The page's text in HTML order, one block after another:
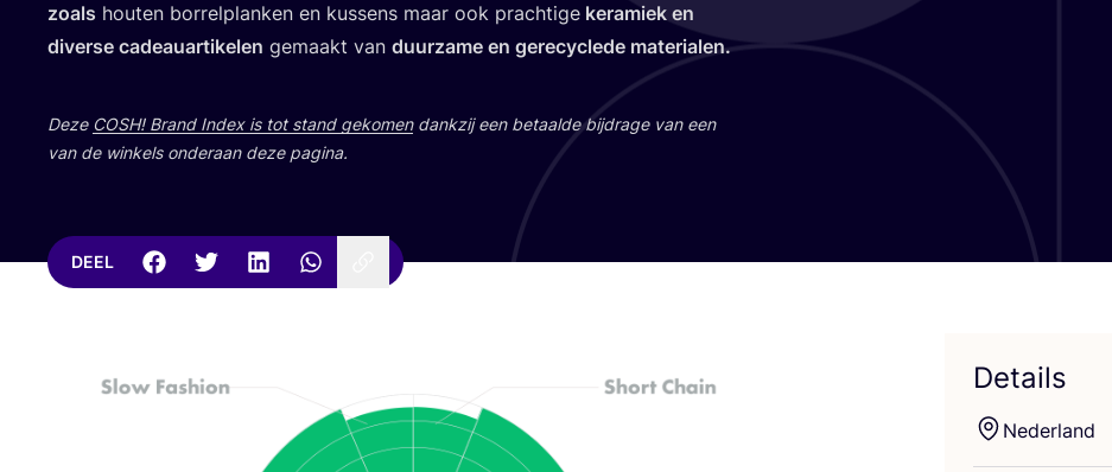
zoals hou­ten bor­rel­plan­ken en kus­sens maar ook prach­ti­ge kera­miek en
diver­se cadeau­ar­ti­ke­len gemaakt van duur­za­me en gere­cy­cle­de materialen.
Deze COSH! Brand Index is tot stand geko­mendank­zij een betaal­de bij­dra­ge van een
van de win­kels onder­aan deze pagina.
DEEL
Details
Neder­land